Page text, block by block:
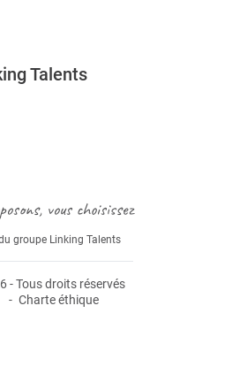
Talents
vous choisissez
groupe Linking Talents
Tous droits réservés
Charte éthique